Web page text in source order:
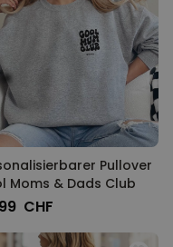
Pullover
Moms & Dads Club
CHF